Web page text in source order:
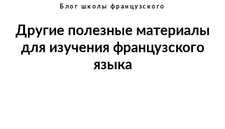
Блог школы французского
Другие полезные материалы
для изучения французского
языка